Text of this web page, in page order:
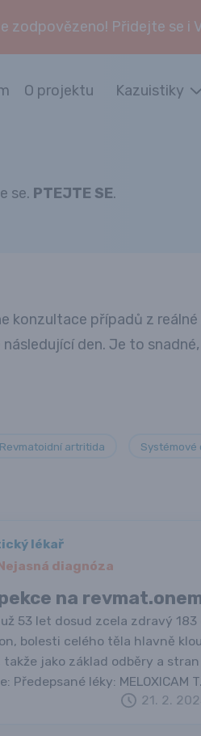
zodpovězeno! Přidejte se i
O projektu Kazuistiky
se. PTEJTE SE.
konzultace případů z
den. Je to
Revmatoidní artritida Systémové
lékař
diagnóza
na
53 let dosud zcela zdravý
bolesti celého těla hlavně
takže jako základ odběry a
Předepsané léky: MELOXICAM
21. 2.